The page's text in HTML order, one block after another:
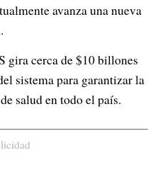
avanza una nueva
gira cerca de $10 billones
sistema para garantizar la
salud en todo el país.